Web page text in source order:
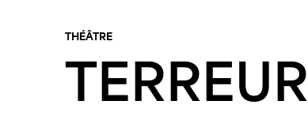
THÉÂTRE
TERREUR